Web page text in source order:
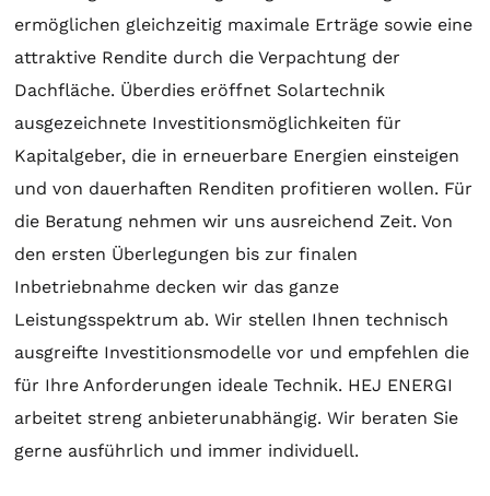
ermöglichen gleichzeitig maximale Erträge sowie eine
attraktive Rendite durch die Verpachtung der
Dachfläche. Überdies eröffnet Solartechnik
ausgezeichnete Investitionsmöglichkeiten für
Kapitalgeber, die in erneuerbare Energien einsteigen
und von dauerhaften Renditen profitieren wollen. Für
die Beratung nehmen wir uns ausreichend Zeit. Von
den ersten Überlegungen bis zur finalen
Inbetriebnahme decken wir das ganze
Leistungsspektrum ab. Wir stellen Ihnen technisch
ausgreifte Investitionsmodelle vor und empfehlen die
für Ihre Anforderungen ideale Technik. HEJ ENERGI
arbeitet streng anbieterunabhängig. Wir beraten Sie
gerne ausführlich und immer individuell.